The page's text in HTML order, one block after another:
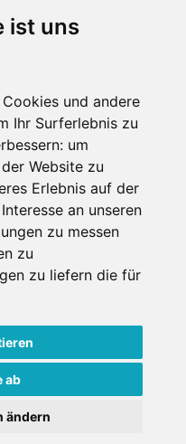
ist uns
und andere
Ihr Surferlebnis zu
um
Website zu
Erlebnis auf der
an unseren
zu messen
zu
zu liefern die für
ab
ändern
SKI APP
iOS und Android - Ein
GmbH